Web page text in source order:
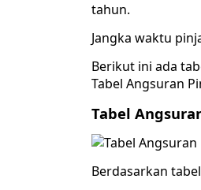
tahun.
Jangka waktu
Berikut ini ada
Tabel Angsuran
Tabel
Berdasarkan